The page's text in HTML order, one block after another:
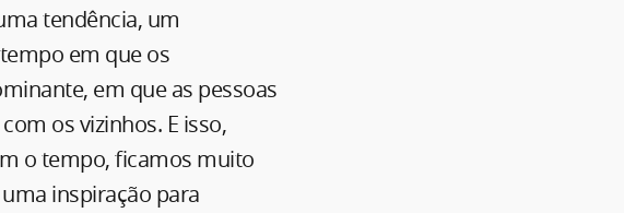
tendência, um
em que os
em que as pessoas
os vizinhos. E isso,
o tempo, ficamos muito
inspiração para